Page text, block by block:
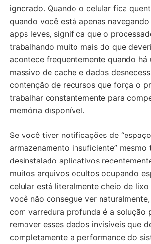
ignorado. Quando o celular fica
quando você está apenas
apps leves, significa que o
trabalhando muito mais do que
acontece frequentemente quando há
massivo de cache e dados
contenção de recursos que força o
trabalhar constantemente para
memória disponível.
Se você tiver notificações de
armazenamento insuficiente” mesmo
desinstalado aplicativos
muitos arquivos ocultos ocupando
celular está literalmente cheio de
você não consegue ver
com varredura profunda é a solução
remover esses dados invisíveis que
completamente a performance do